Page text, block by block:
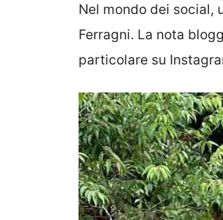
Nel mondo dei social,
Ferragni. La nota
particolare su